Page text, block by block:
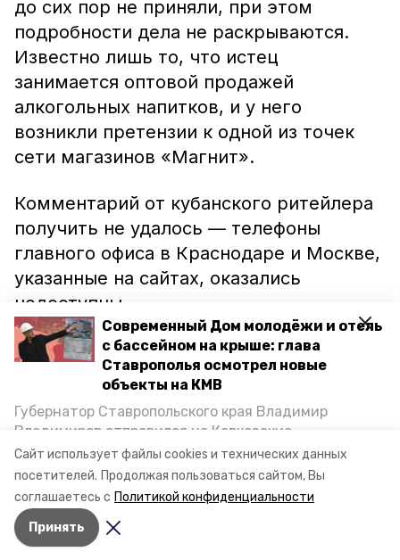
Сайт использует файлы cookies и технических данных
посетителей. Продолжая пользоваться сайтом, Вы
соглашаетесь с Политикой конфиденциальности
Принять
Современный Дом молодёжи и отель
с бассейном на крыше: глава
Ставрополья осмотрел новые
объекты на КМВ
Губернатор Ставропольского края Владимир
Владимиров отправился на Кавказские
Минеральные Воды, чтобы проинспектировать
строительство объектов в Кисловодске и
Минводах, а также выслушать предложения о
постройке новых точек притяжения для местных
жителей. Подробнее — в материале «Победы26».
до сих пор не приняли, при этом
подробности дела не раскрываются.
Известно лишь то, что истец
занимается оптовой продажей
алкогольных напитков, и у него
возникли претензии к одной из точек
сети магазинов «Магнит».
Комментарий от кубанского ритейлера
получить не удалось — телефоны
главного офиса в Краснодаре и Москве,
указанные на сайтах, оказались
недоступны.
Торговый дом «Константинополь»
проходит процедуру банкротства ещё с
января 2020 года, а недавно в реестр
требований кредиторов внесли свыше
двух миллиардов рублей,сообщаетИА
«Победа26».
Авторы: Анастасия Ряжская